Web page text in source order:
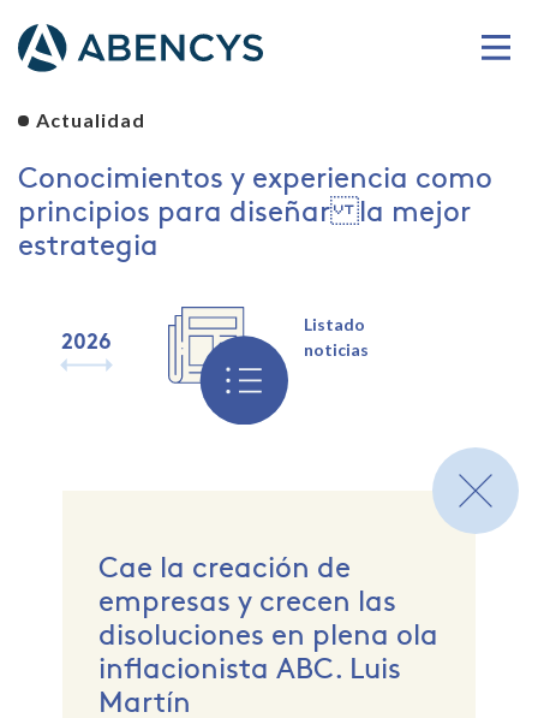
Actualidad
Conocimientos y experiencia como
principios para diseñar la mejor
estrategia
2026 2024 2023 2022 2021
Listado
noticias
Cae la creación de
empresas y crecen las
disoluciones en plena ola
inflacionista ABC. Luis
Martín